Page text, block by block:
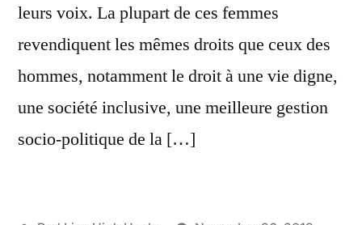
leurs voix. La plupart de ces femmes
revendiquent les mêmes droits que ceux des
hommes, notamment le droit à une vie digne,
une société inclusive, une meilleure gestion
socio-politique de la […]